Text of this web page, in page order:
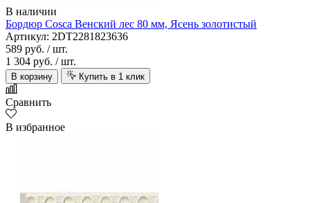
В наличии
Бордюр Cosca Венский лес 80 мм, Ясень золотистый
Артикул: 2DT2281823636
589 руб. / шт.
1 304 руб. / шт.
В корзину Купить в 1 клик
Сравнить
В избранное